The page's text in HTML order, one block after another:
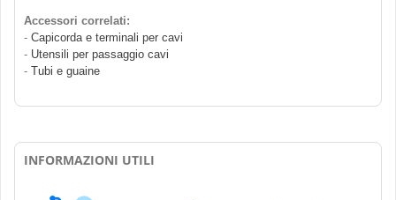
Accessori correlati:
- Capicorda e terminali per cavi
- Utensili per passaggio cavi
- Tubi e guaine
INFORMAZIONI UTILI